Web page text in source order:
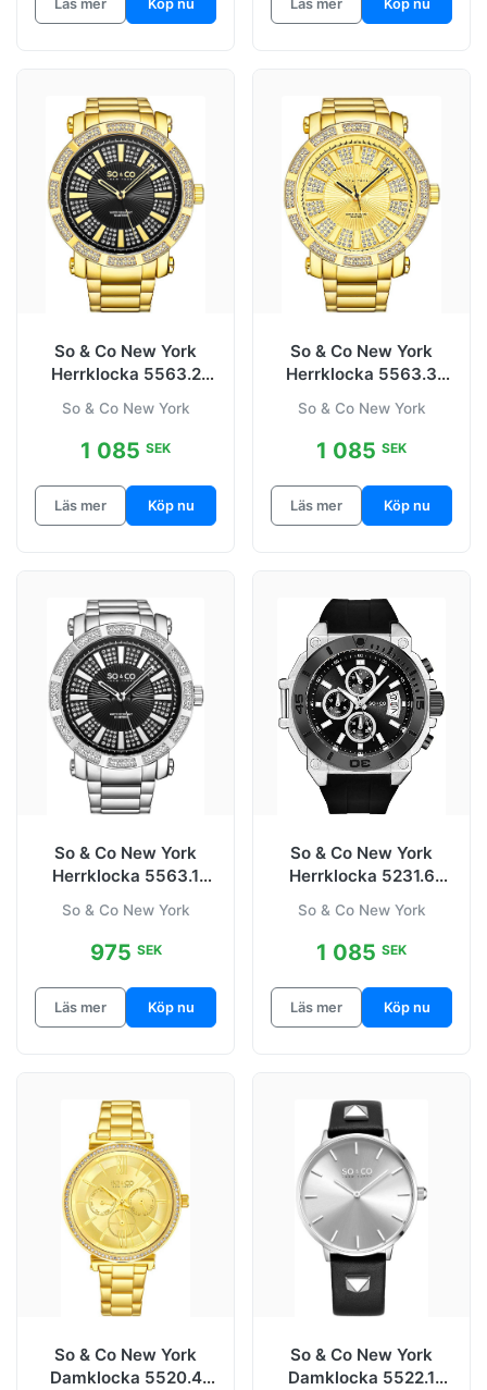
Läs mer Köp nu Läs mer Köp nu
So & Co New York
Herrklocka 5563.2
Svart/Gulguldtonat
So & Co New York
1 085 SEK
Läs mer Köp nu
So & Co New York
Herrklocka 5563.3
Guld/Gulguldtonat
So & Co New York
1 085 SEK
Läs mer Köp nu
So & Co New York
Herrklocka 5563.1
Ø50 mm
So & Co New York
975 SEK
Läs mer Köp nu
So & Co New York
Herrklocka 5231.6
Ø50 mm
So & Co New York
1 085 SEK
Läs mer Köp nu
So & Co New York
Damklocka 5520.4
So & Co New York
Damklocka 5522.1